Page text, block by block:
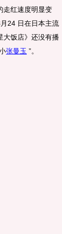
走红速度明显变
24 日在日本主流
大饭店》还没有播
张曼玉 ”。